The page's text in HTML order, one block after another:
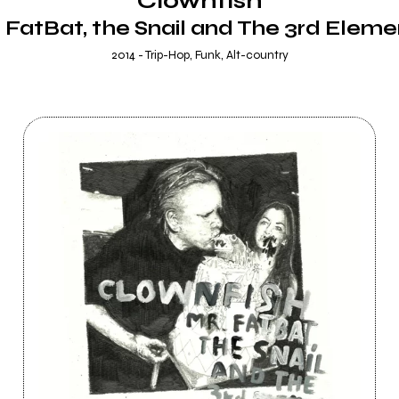
FatBat, the Snail and The 3rd
2014 - Trip-Hop, Funk, Alt-country